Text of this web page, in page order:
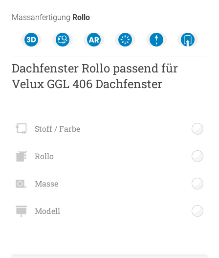
Massanfertigung Rollo
Dachfenster Rollo passend für
Velux GGL 406 Dachfenster
Stoff / Farbe
Rollo
Masse
Modell